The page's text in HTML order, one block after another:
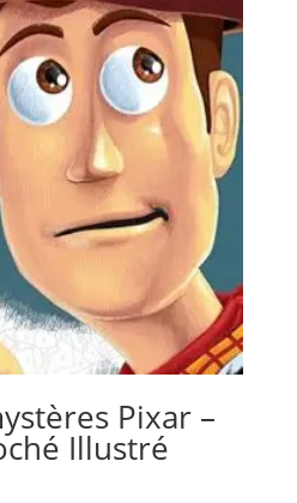
Pixar –
Illustré